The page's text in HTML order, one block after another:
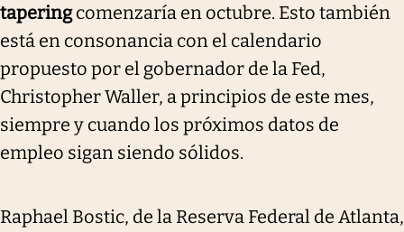
taperingcomenzaría en octubre. Esto también
está en consonancia con el calendario
propuesto por el gobernador de la Fed,
Christopher Waller, a principios de este mes,
siempre y cuando los próximos datos de
empleo sigan siendo sólidos.
Raphael Bostic, de la Reserva Federal de Atlanta,